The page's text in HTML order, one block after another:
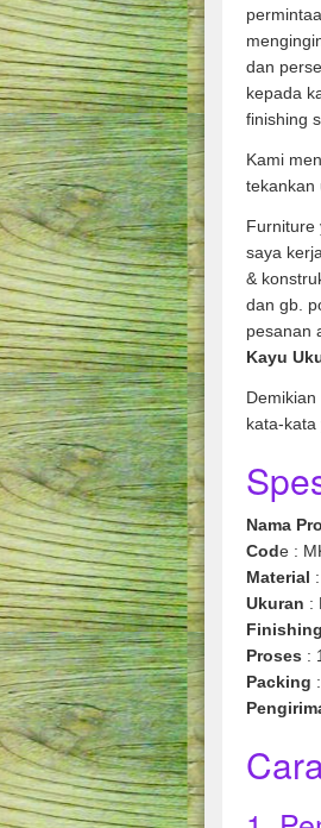
dan
kepada
finishing
Kami
tekankan
Furniture
saya
&
dan gb.
pesanan
Kayu
kata-
Nama
Code :
Material
Ukuran :
Finishing
Proses :
Packing